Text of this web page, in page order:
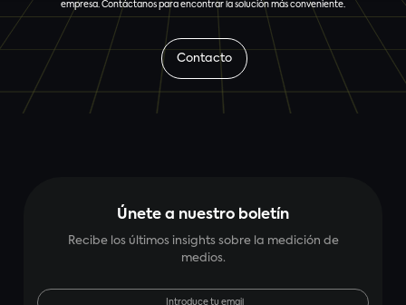
empresa. Contáctanos para encontrar la solución más conveniente.
Contacto
Únete a nuestro boletín
Recibe los últimos insights sobre la medición de
medios.